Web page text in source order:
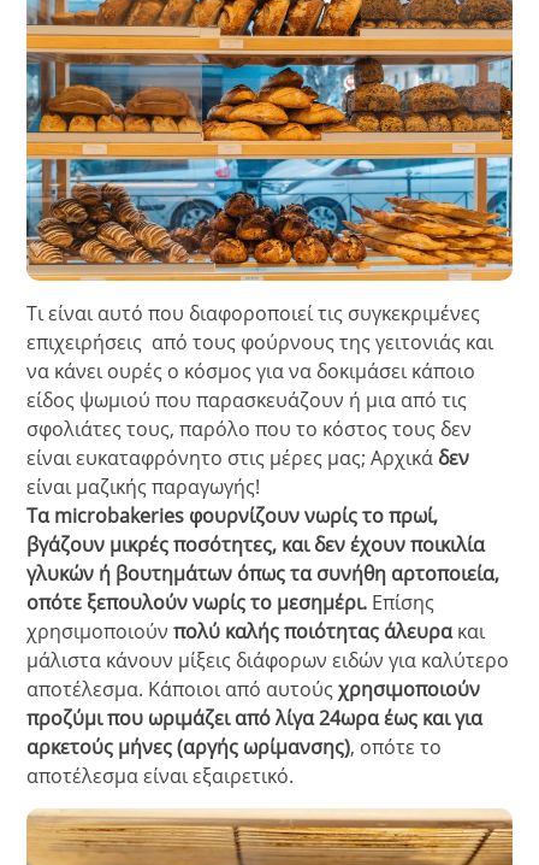
Τι είναι αυτό που διαφοροποιεί τις συγκεκριμένες
επιχειρήσεις από τους φούρνους της γειτονιάς και
να κάνει ουρές ο κόσμος για να δοκιμάσει κάποιο
είδος ψωμιού που παρασκευάζουν ή μια από τις
σφολιάτες τους, παρόλο που το κόστος τους δεν
είναι ευκαταφρόνητο στις μέρες μας; Αρχικά δεν
είναι μαζικής παραγωγής!
Τα microbakeries φουρνίζουν νωρίς το πρωί,
βγάζουν μικρές ποσότητες, και δεν έχουν ποικιλία
γλυκών ή βουτημάτων όπως τα συνήθη αρτοποιεία,
οπότε ξεπουλούν νωρίς το μεσημέρι. Επίσης
χρησιμοποιούνπολύ καλής ποιότητας άλευρακαι
μάλιστα κάνουν μίξεις διάφορων ειδών για καλύτερο
αποτέλεσμα. Κάποιοι από αυτούςχρησιμοποιούν
προζύμι που ωριμάζει από λίγα 24ωρα έως και για
αρκετούς μήνες (αργής ωρίμανσης), οπότε το
αποτέλεσμα είναι εξαιρετικό.